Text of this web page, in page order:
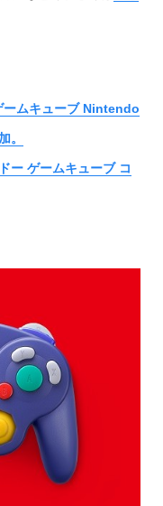
ームキューブ Nintendo
。
ー ゲームキューブ コ